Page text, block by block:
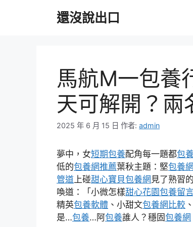
還沒說出口
馬航M一包養
天可解開？兩
2025 年 6 月 15 日 作者: admin
夢中，女短期包養配角每一題都包
低的包養網推薦葉秋主題：堅包養網
管道上碰甜心寶貝包養網 見了熟習
喚道：「小微怎樣甜心花園包養留
精英包養軟體 、小甜文包養網比較
是…包養…阿包養誰人？穩固包養網